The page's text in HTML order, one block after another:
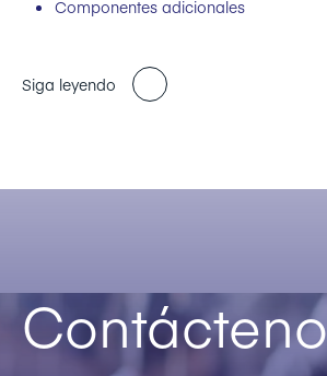
Componentes adicionales
Siga leyendo